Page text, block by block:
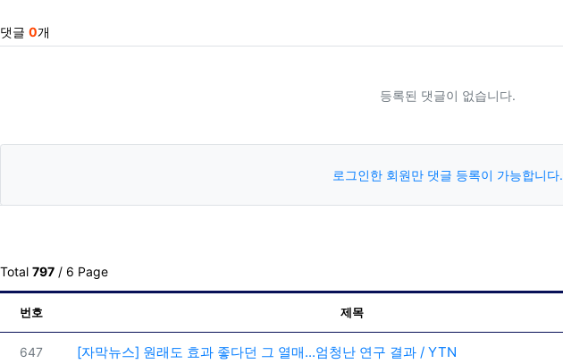
댓글 0개
등록된 댓글이 없습니다.
로그인한 회원만 댓글 등록이 가능합니다.
Total 797 / 6 Page
번호 제목
번호
647 [자막뉴스] 원래도 효과 좋다던 그 열매...엄청난 연구 결과 / YTN